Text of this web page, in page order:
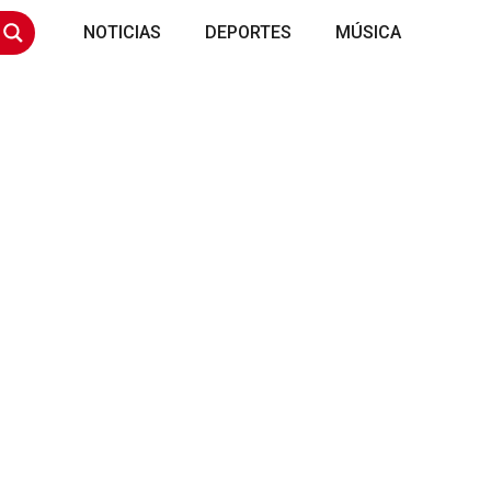
NOTICIAS DEPORTES MÚSICA